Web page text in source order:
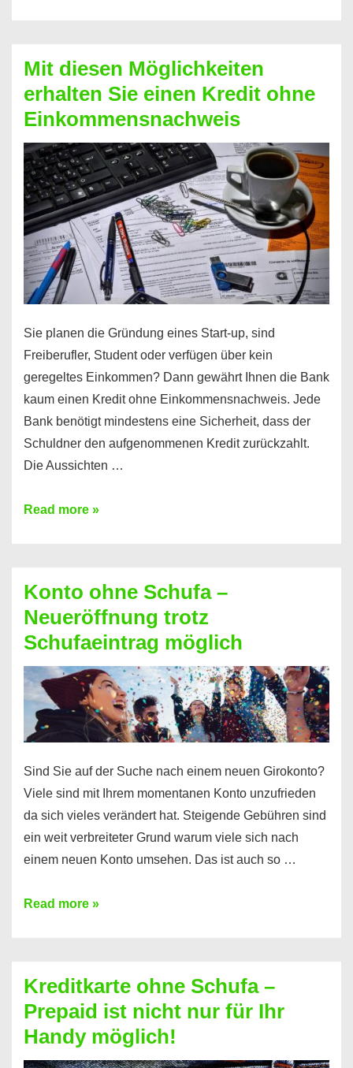
für
schnelle
Durchstarter
Mit diesen Möglichkeiten
erhalten Sie einen Kredit ohne
Einkommensnachweis
Sie planen die Gründung eines Start-up, sind
Freiberufler, Student oder verfügen über kein
geregeltes Einkommen? Dann gewährt Ihnen die Bank
kaum einen Kredit ohne Einkommensnachweis. Jede
Bank benötigt mindestens eine Sicherheit, dass der
Schuldner den aufgenommenen Kredit zurückzahlt.
Die Aussichten …
Mit
Sie
einen
Kredit
ohne
Einkommensnachweis
Read more »
Konto ohne Schufa –
Neueröffnung trotz
Schufaeintrag möglich
Sind Sie auf der Suche nach einem neuen Girokonto?
Viele sind mit Ihrem momentanen Konto unzufrieden
da sich vieles verändert hat. Steigende Gebühren sind
ein weit verbreiteter Grund warum viele sich nach
einem neuen Konto umsehen. Das ist auch so …
Konto
Neueröffnung
trotz
Schufaeintrag
möglich
Read more »
Kreditkarte ohne Schufa –
Prepaid ist nicht nur für Ihr
Handy möglich!